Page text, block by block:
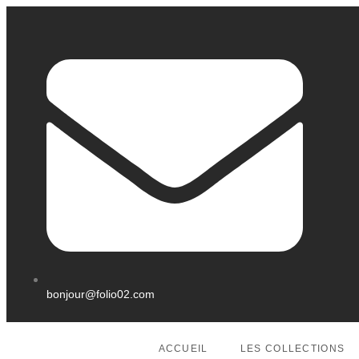
bonjour@folio02.com
ACCUEIL LES COLLECTIONS